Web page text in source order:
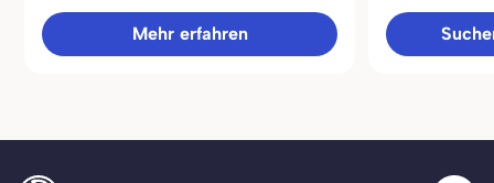
Mehr erfahren